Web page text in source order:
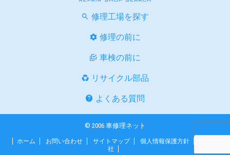
修理工場を探す
修理の前に
車検の前に
リサイクル部品
よくある質問
© 2006 車修理ネット
ホーム お問い合わせ サイトマップ 個人情報保護方針
社